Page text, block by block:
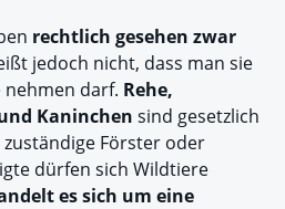
rechtlich gesehen zwar
jedoch nicht, dass man sie
nehmen darf. Rehe,
Kaninchen sind gesetzlich
zuständige Förster oder
dürfen sich Wildtiere
es sich um eine